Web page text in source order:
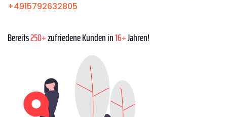
+4915792632805
Bereits250+zufriedene Kunden in16+Jahren!